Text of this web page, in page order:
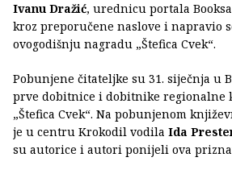
Ivanu Dražić, urednicu portala
kroz preporučene naslove i napravio
ovogodišnju nagradu „Štefica Cvek“.
Pobunjene čitateljke su 31. siječnja u
prve dobitnice i dobitnike regionalne
„Štefica Cvek“. Na pobunjenom
je u centru Krokodil vodila Ida
su autorice i autori ponijeli ova